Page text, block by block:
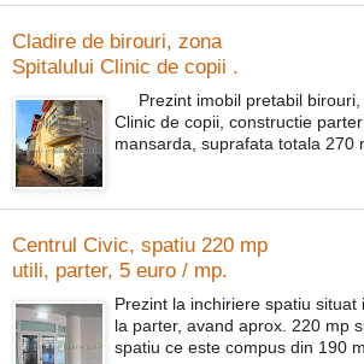
Cladire de birouri, zona
Spitalului Clinic de copii .
Prezint imobil pretabil birouri,
Clinic de copii, constructie
mansarda, suprafata totala 270
Centrul Civic, spatiu 220 mp
utili, parter, 5 euro / mp.
Prezint la inchiriere spatiu situat
la parter, avand aprox. 220 mp
spatiu ce este compus din 190